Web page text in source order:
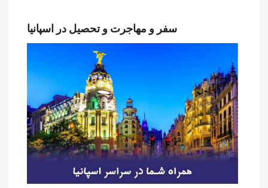
سفر و مهاجرت و تحصیل در اسپانیا